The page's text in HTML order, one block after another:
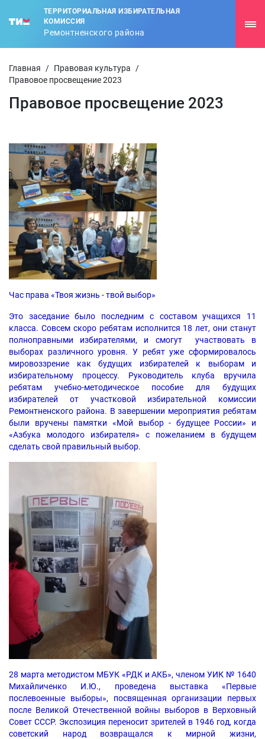
ТЕРРИТОРИАЛЬНАЯ ИЗБИРАТЕЛЬНАЯ
КОМИССИЯ
Ремонтненского района
Главная / Правовая культура
/
Правовое просвещение 2023
Правовое просвещение 2023
Час права «Твоя жизнь - твой выбор»
Это заседание было последним с составом учащихся 11
класса. Совсем скоро ребятам исполнится 18 лет, они станут
полноправными избирателями, и смогут участвовать в
выборах различного уровня. У ребят уже сформировалось
мировоззрение как будущих избирателей к выборам и
избирательному процессу. Руководитель клуба вручила
ребятам учебно-методическое пособие для будущих
избирателей от участковой избирательной комиссии
Ремонтненского района. В завершении мероприятия ребятам
были вручены памятки «Мой выбор - будущее России» и
«Азбука молодого избирателя» с пожеланием в будущем
сделать свой правильный выбор.
28 марта методистом МБУК «РДК и АКБ», членом УИК № 1640
Михайличенко И.Ю., проведена выставка «Первые
послевоенные выборы», посвященная организации первых
после Великой Отечественной войны выборов в Верховный
Совет СССР. Экспозиция переносит зрителей в 1946 год, когда
советский народ возвращался к мирной жизни,